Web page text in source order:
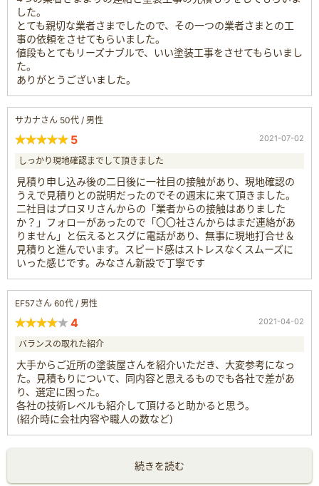
した。
とても親切な業者さまでしたので、その一つの業者さまとの工
事の依頼をさせてもらいました。
値段もとてもリーズナブルで、いい塗装工事をさせてもらいまし
た。
ありがとうございました。
サカナさん 50代 / 男性
5 2021-07-02
しっかり現地確認までして頂きました
見積り申し込み後の二日後に一社目の接触があり、現地確認の
うえで見積りとの説明だったのでその週末に来て頂きました。
二社目はプロヌリさんからの「業者からの接触はありました
か？」フォローがあったので「〇〇社さんからはまだ連絡があ
りません」と伝えるとスグに電話があり、無事に現地打合せ＆
見積りと進んでいます。スピード感はストレスなくスムーズに
いった感じです。みなさん新設で丁寧です
EF57さん 60代 / 男性
4 2021-04-02
バランスの取れた紹介
大手からご近所の塗装屋さんを紹介いただき、大変参考になっ
た。見積もりについて、同内容と思えるものでも各社で差があ
り、選定に困った。
各社の技術レベルも紹介して頂けると助かると思う。
(紹介時に会社内容や職人の数など)
続きを読む